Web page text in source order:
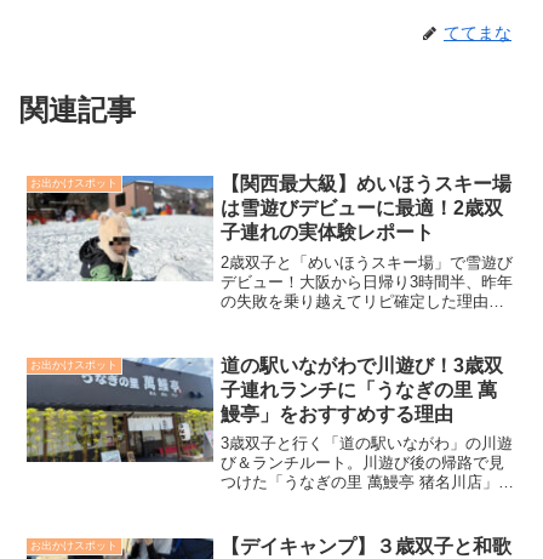
ててまな
関連記事
お出かけスポット
【関西最大級】めいほうスキー場
は雪遊びデビューに最適！2歳双
子連れの実体験レポート
2歳双子と「めいほうスキー場」で雪遊び
デビュー！大阪から日帰り3時間半、昨年
の失敗を乗り越えてリピ確定した理由を
る駐車場予約や充実の無料レンタルな
ど、双子ファミリー目線でリアルに解説
します。
お出かけスポット
道の駅いながわで川遊び！3歳双
子連れランチに「うなぎの里 萬
鰻亭」をおすすめする理由
3歳双子と行く「道の駅いながわ」の川遊
び＆ランチルート。川遊び後の帰路で見
つけた「うなぎの里 萬鰻亭 猪名川店」が
一の注意点まで実録レポートします！
お出かけスポット
【デイキャンプ】３歳双子と和歌